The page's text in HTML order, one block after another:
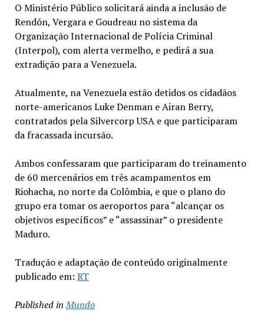
O Ministério Público solicitará ainda a inclusão de
Rendón, Vergara e Goudreau no sistema da
Organização Internacional de Polícia Criminal
(Interpol), com alerta vermelho, e pedirá a sua
extradição para a Venezuela.
Atualmente, na Venezuela estão detidos os cidadãos
norte-americanos Luke Denman e Airan Berry,
contratados pela Silvercorp USA e que participaram
da fracassada incursão.
Ambos confessaram que participaram do treinamento
de 60 mercenários em três acampamentos em
Riohacha, no norte da Colômbia, e que o plano do
grupo era tomar os aeroportos para “alcançar os
objetivos específicos” e “assassinar” o presidente
Maduro.
Tradução e adaptação de conteúdo originalmente
publicado em: RT
Published in Mundo